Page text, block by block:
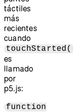
táctiles
más
recientes
cuando
es
llamado
por
p5.js:
function